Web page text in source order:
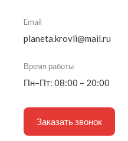
Email
planeta.krovli@mail.ru
Время работы
Пн–Пт: 08:00 – 20:00
Заказать звонок